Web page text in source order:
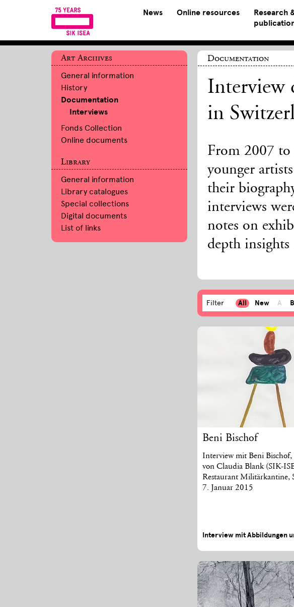
News Online resources
Research
Art Archives
General information
History
Documentation
Interviews
Fonds Collection
Online documents
Library
General information
Library catalogues
Special collections
Digital documents
List of links
Documentation
Interview
in
From 2007
younger
their
interviews
notes on
depth
Filter All New A B
Beni Bischof
Interview mit Beni
von Claudia Blank (SIK-
Restaurant Militärkantine,
7. Januar 2015
Interview mit Abbildungen